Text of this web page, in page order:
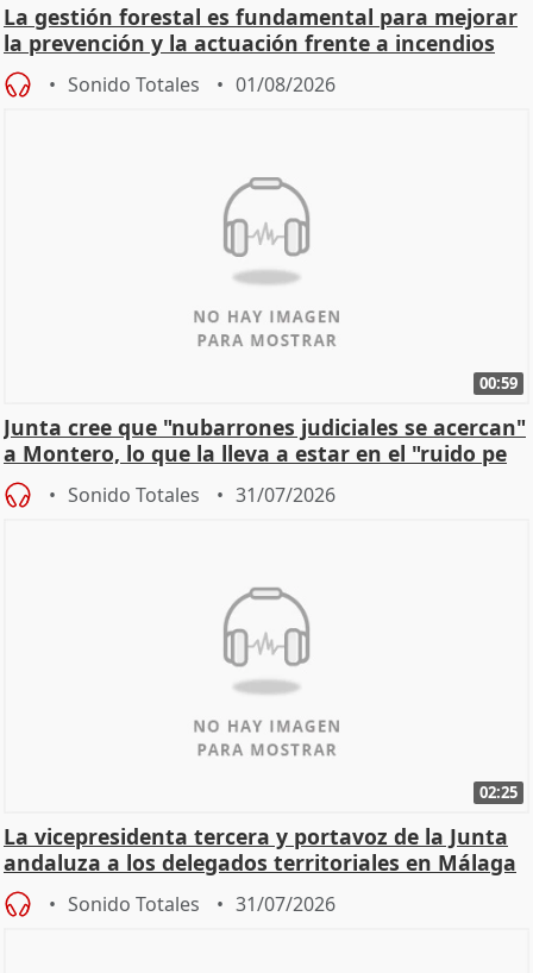
La gestión forestal es fundamental para mejorar
la prevención y la actuación frente a incendios
Sonido Totales 01/08/2026
00:59
Junta cree que "nubarrones judiciales se acercan"
a Montero, lo que la lleva a estar en el "ruido pe
Sonido Totales 31/07/2026
02:25
La vicepresidenta tercera y portavoz de la Junta
andaluza a los delegados territoriales en Málaga
Sonido Totales 31/07/2026